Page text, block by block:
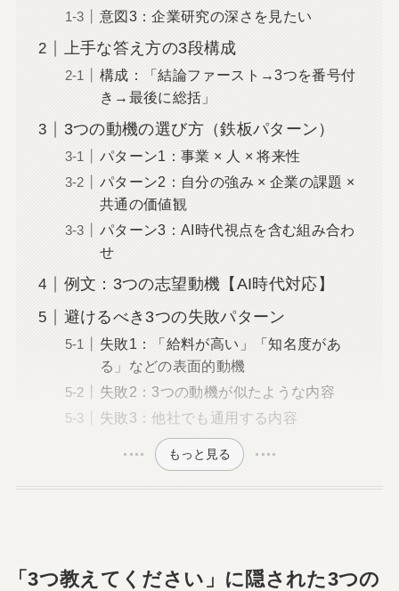
意図3：企業研究の深さを見たい
上手な答え方の3段構成
構成：「結論ファースト→3つを番号付
き→最後に総括」
3つの動機の選び方（鉄板パターン）
パターン1：事業 × 人 × 将来性
パターン2：自分の強み × 企業の課題 ×
共通の価値観
パターン3：AI時代視点を含む組み合わ
せ
例文：3つの志望動機【AI時代対応】
避けるべき3つの失敗パターン
失敗1：「給料が高い」「知名度があ
る」などの表面的動機
失敗2：3つの動機が似たような内容
失敗3：他社でも通用する内容
もっと見る
「3つ教えてください」に隠された3つの